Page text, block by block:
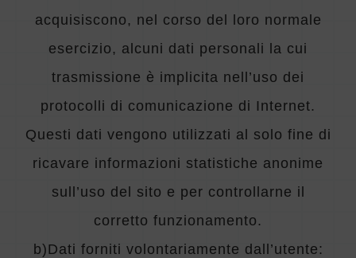
acquisiscono, nel corso del loro normale
esercizio, alcuni dati personali la cui
trasmissione è implicita nell’uso dei
protocolli di comunicazione di Internet.
Questi dati vengono utilizzati al solo fine di
ricavare informazioni statistiche anonime
sull’uso del sito e per controllarne il
corretto funzionamento.
b)Dati forniti volontariamente dall’utente: